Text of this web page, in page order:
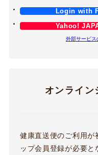
Login with
Yahoo!
外部サービス
オンライン
健康直送便のご利用が
ップ会員登録が必要